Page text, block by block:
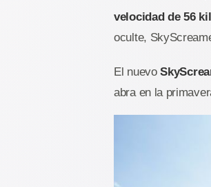
velocidad de 56
oculte,
El nuevo
abra en la